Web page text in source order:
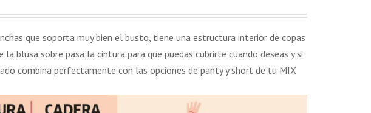
que soporta muy bien el busto, tiene una estructura interior de copas
blusa sobre pasa la cintura para que puedas cubrirte cuando deseas y si
combina perfectamente con las opciones de panty y short de tu MIX